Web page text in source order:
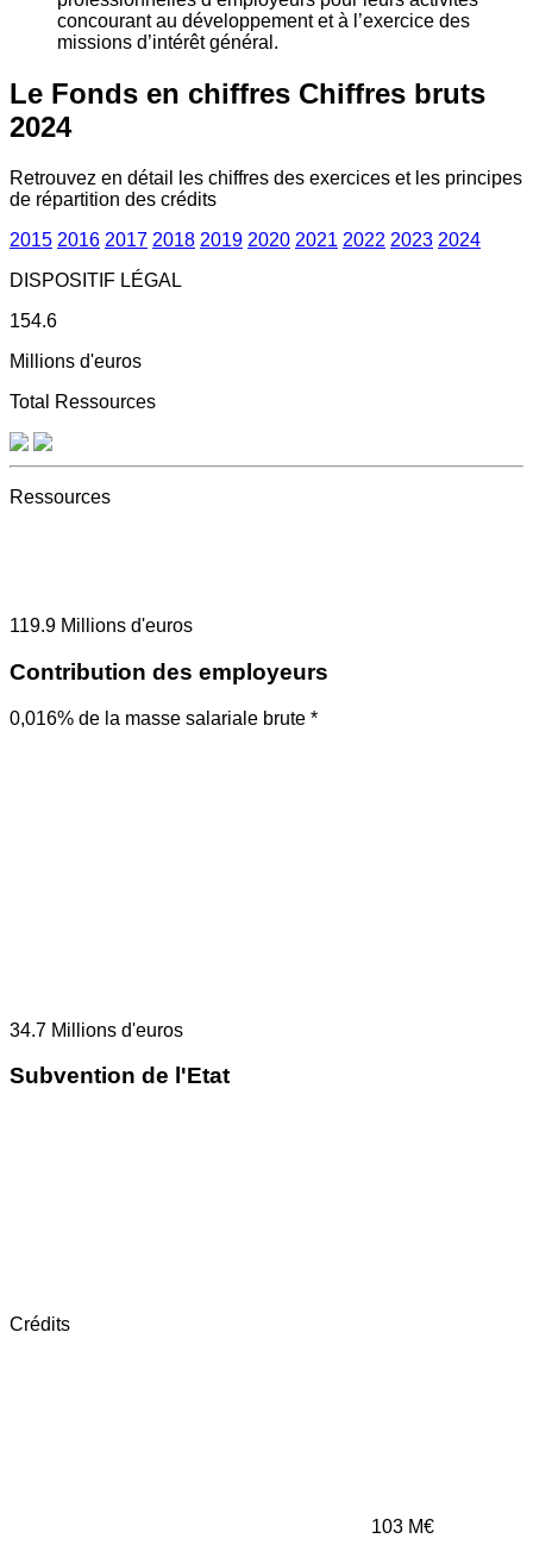
concourant au développement et à l’exercice des
missions d’intérêt général.
Le Fonds en chiffres Chiffres bruts
2024
Retrouvez en détail les chiffres des exercices et les principes
de répartition des crédits
2015 2016 2017 2018 2019 2020 2021 2022 2023 2024
DISPOSITIF LÉGAL
154.6
Millions d'euros
Total Ressources
Ressources
119.9 Millions d'euros
Contribution des employeurs
0,016% de la masse salariale brute *
34.7 Millions d'euros
Subvention de l'Etat
Crédits
103 M€